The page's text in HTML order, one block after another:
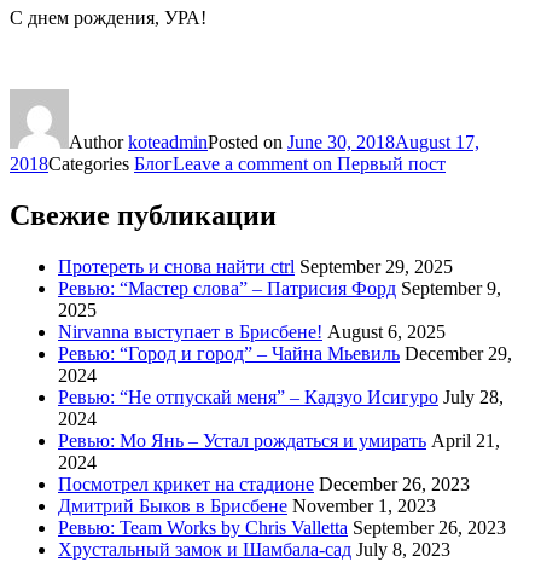
С днем рождения, УРА!
AuthorkoteadminPosted on June 30, 2018August 17,
2018Categories БлогLeave a comment on Первый пост
Свежие публикации
Протереть и снова найти ctrl September 29, 2025
Ревью: “Мастер слова” – Патрисия Форд September 9,
2025
Nirvanna выступает в Брисбене! August 6, 2025
Ревью: “Город и город” – Чайна Мьевиль December 29,
2024
Ревью: “Не отпускай меня” – Кадзуо Исигуро July 28,
2024
Ревью: Мо Янь – Устал рождаться и умирать April 21,
2024
Посмотрел крикет на стадионе December 26, 2023
Дмитрий Быков в Брисбене November 1, 2023
Ревью: Team Works by Chris Valletta September 26, 2023
Хрустальный замок и Шамбала-сад July 8, 2023